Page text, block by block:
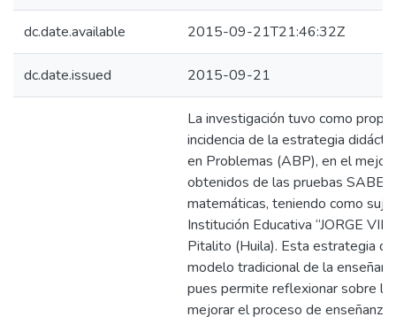
dc.date.available 2015-09-21T21:46:32Z
dc.date.issued 2015-09-21
La investigación tuvo como
incidencia de la estrategia
en Problemas (ABP), en el
obtenidos de las pruebas
matemáticas, teniendo como
Institución Educativa “JORGE
Pitalito (Huila). Esta estrategia
modelo tradicional de la
pues permite reflexionar sobre la
mejorar el proceso de